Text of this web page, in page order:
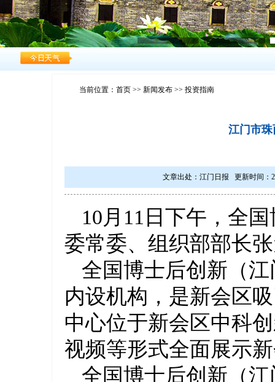
1 2
当前位置： 首页 >> 新闻发布 >> 投资指南
江门市
文章出处：江门日报 更新时间：
10月11日下午，全
委常委、组织部部长
全国博士后创新（
内设机构，是新会区
中心位于新会区中科
视频等形式全面展示
全国博士后创新（